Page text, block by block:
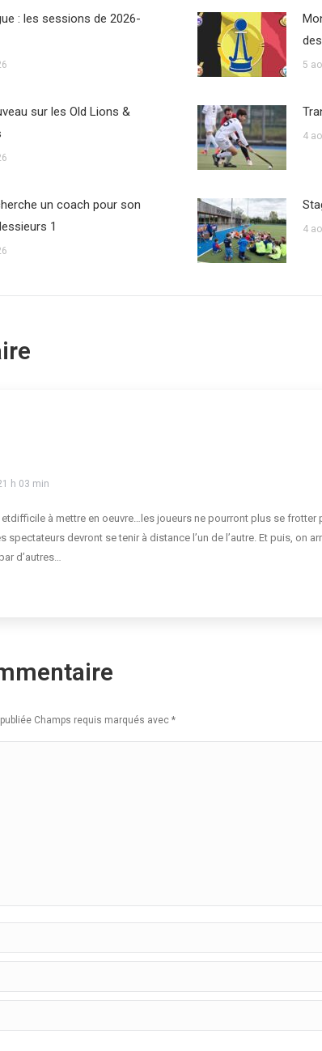
: les sessions de 2026-
5
sur les Old Lions &
4
un coach pour son
1
4
h 03 min
à mettre en oeuvre…les joueurs ne pourront plus se frotter
spectateurs devront se tenir à distance l’un de l’autre. Et puis, on
d’autres…
Champs requis marqués avec *